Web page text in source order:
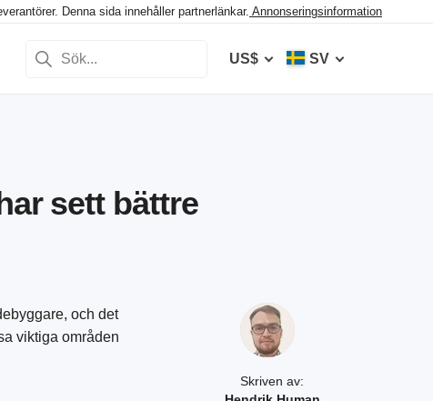
Denna sida innehåller partnerlänkar. Annonseringsinformation
US$ SV
sett bättre
Skriven av:
och det
viktiga områden